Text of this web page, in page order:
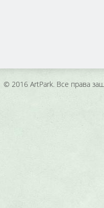
© 2016 ArtPark. Все права